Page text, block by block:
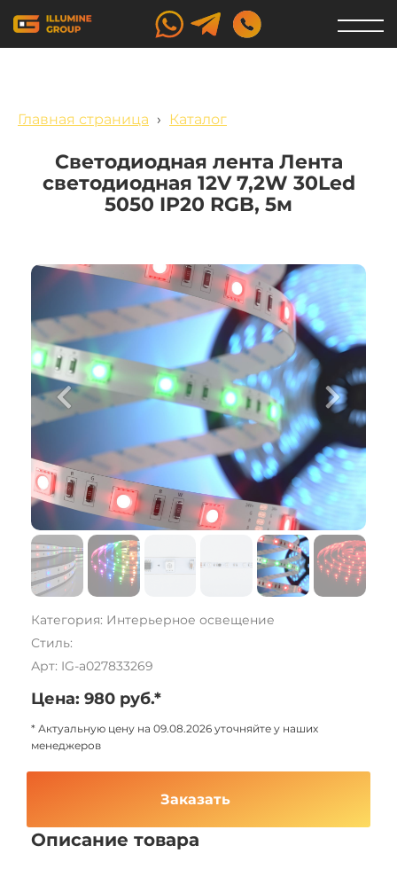
Главная страница › Каталог
Светодиодная лента Лента
светодиодная 12V 7,2W 30Led
5050 IP20 RGB, 5м
Категория: Интерьерное освещение
Стиль:
Арт: IG-a027833269
Цена: 980 руб.*
* Актуальную цену на 09.08.2026 уточняйте у наших
менеджеров
Заказать
Описание товара